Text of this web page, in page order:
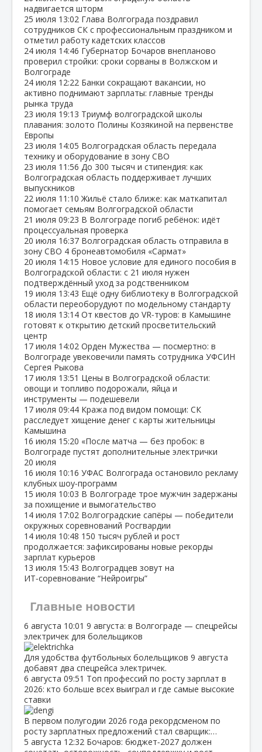
надвигается шторм
25 июля 13:02 Глава Волгограда поздравил
сотрудников СК с профессиональным праздником и
отметил работу кадетских классов
24 июля 14:46 Губернатор Бочаров внепланово
проверил стройки: сроки сорваны в Волжском и
Волгограде
24 июля 12:22 Банки сокращают вакансии, но
активно поднимают зарплаты: главные тренды
рынка труда
23 июля 19:13 Триумф волгоградской школы
плавания: золото Полины Козякиной на первенстве
Европы
23 июля 14:05 Волгоградская область передала
технику и оборудование в зону СВО
23 июля 11:56 До 300 тысяч и стипендия: как
Волгоградская область поддерживает лучших
выпускников
22 июля 11:10 Жильё стало ближе: как маткапитал
помогает семьям Волгоградской области
21 июля 09:23 В Волгограде погиб ребёнок: идёт
процессуальная проверка
20 июля 16:37 Волгоградская область отправила в
зону СВО 4 бронеавтомобиля «Сармат»
20 июля 14:15 Новое условие для единого пособия в
Волгоградской области: с 21 июля нужен
подтверждённый уход за родственником
19 июля 13:43 Ещё одну библиотеку в Волгоградской
области переоборудуют по модельному стандарту
18 июля 13:14 От квестов до VR‑туров: в Камышине
готовят к открытию детский просветительский
центр
17 июля 14:02 Орден Мужества — посмертно: в
Волгограде увековечили память сотрудника УФСИН
Сергея Рыкова
17 июля 13:51 Цены в Волгоградской области:
овощи и топливо подорожали, яйца и
инструменты — подешевели
17 июля 09:44 Кража под видом помощи: СК
расследует хищение денег с карты жительницы
Камышина
16 июля 15:20 «После матча — без пробок: в
Волгограде пустят дополнительные электрички
20 июля
16 июля 10:16 УФАС Волгограда остановило рекламу
клубных шоу‑программ
15 июля 10:03 В Волгограде трое мужчин задержаны
за похищение и вымогательство
14 июля 17:02 Волгоградские сапёры — победители
окружных соревнований Росгвардии
14 июля 10:48 150 тысяч рублей и рост
продолжается: зафиксированы новые рекорды
зарплат курьеров
13 июля 15:43 Волгоградцев зовут на
ИТ‑соревнование “Нейроигры”
Главные новости
6 августа 10:01 9 августа: в Волгограде — спецрейсы
электричек для болельщиков
Для удобства футбольных болельщиков 9 августа
добавят два спецрейса электричек.
6 августа 09:51 Топ профессий по росту зарплат в
2026: кто больше всех выиграл и где самые высокие
ставки
В первом полугодии 2026 года рекордсменом по
росту зарплатных предложений стал сварщик:…
5 августа 12:32 Бочаров: бюджет‑2027 должен